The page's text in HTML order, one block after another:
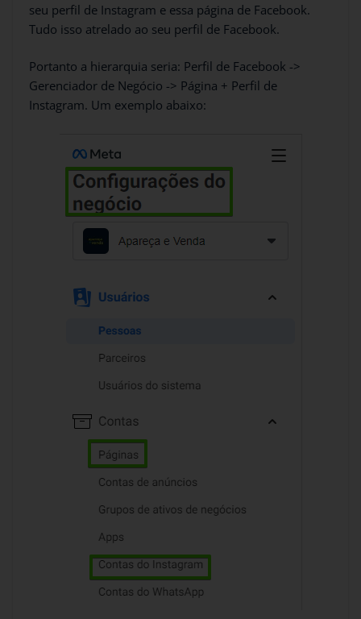
seu perfil de Instagram e essa página de Facebook.
Tudo isso atrelado ao seu perfil de Facebook.
Portanto a hierarquia seria: Perfil de Facebook ->
Gerenciador de Negócio -> Página + Perfil de
Instagram. Um exemplo abaixo: